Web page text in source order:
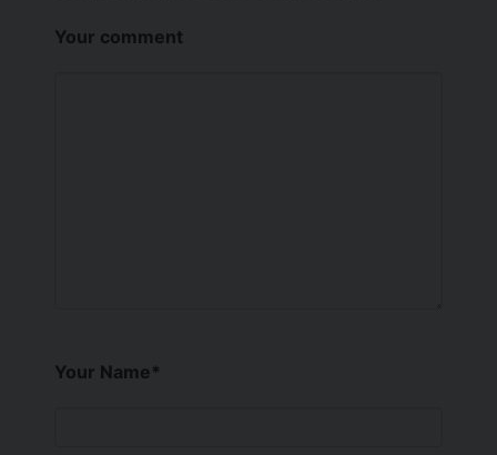
Your comment
Your Name*